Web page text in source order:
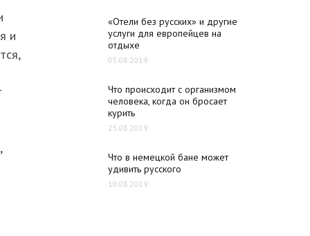
и
«Отели без русских» и другие
услуги для европейцев на
отдыхе
05.08.2019
Что происходит с организмом
человека, когда он бросает
курить
25.08.2019
Что в немецкой бане может
удивить русского
10.08.2019